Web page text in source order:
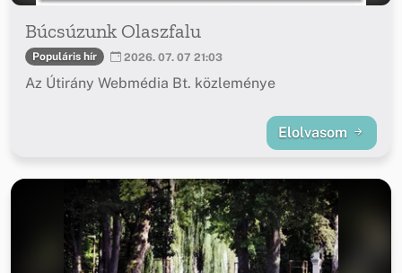
Búcsúzunk Olaszfalu
Populáris hír 2026. 07. 07 21:03
Az Útirány Webmédia Bt. közleménye
Elolvasom